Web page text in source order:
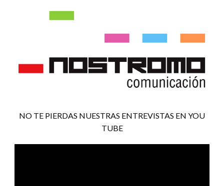
NO TE PIERDAS NUESTRAS ENTREVISTAS EN YOU
TUBE